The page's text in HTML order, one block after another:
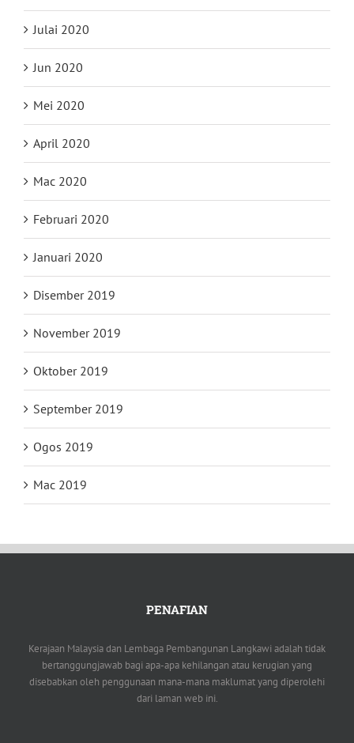
Julai 2020
Jun 2020
Mei 2020
April 2020
Mac 2020
Februari 2020
Januari 2020
Disember 2019
November 2019
Oktober 2019
September 2019
Ogos 2019
Mac 2019
PENAFIAN
Kerajaan Malaysia dan Lembaga Pembangunan Langkawi adalah tidak
bertanggungjawab bagi apa-apa kehilangan atau kerugian yang
disebabkan oleh penggunaan mana-mana maklumat yang diperolehi
dari laman web ini.